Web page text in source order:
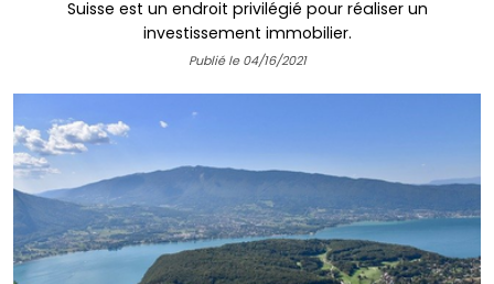
Suisse est un endroit privilégié pour réaliser un
investissement immobilier.
Publié le 04/16/2021